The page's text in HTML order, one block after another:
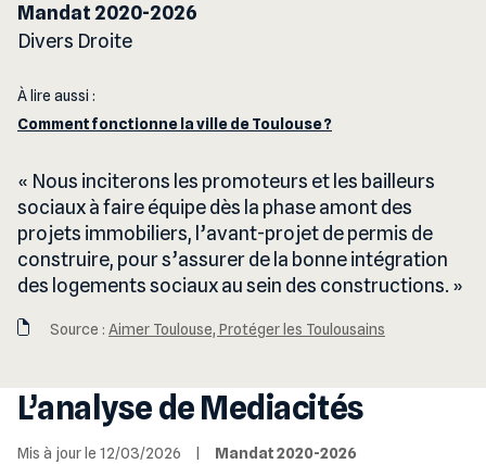
Mandat 2020-2026
Divers Droite
À lire aussi :
Comment fonctionne la ville de Toulouse ?
Nous inciterons les promoteurs et les bailleurs
sociaux à faire équipe dès la phase amont des
projets immobiliers, l’avant-projet de permis de
construire, pour s’assurer de la bonne intégration
des logements sociaux au sein des constructions.
Source : Aimer Toulouse, Protéger les Toulousains
L’analyse de Mediacités
Mis à jour le 12/03/2026 Mandat 2020-2026